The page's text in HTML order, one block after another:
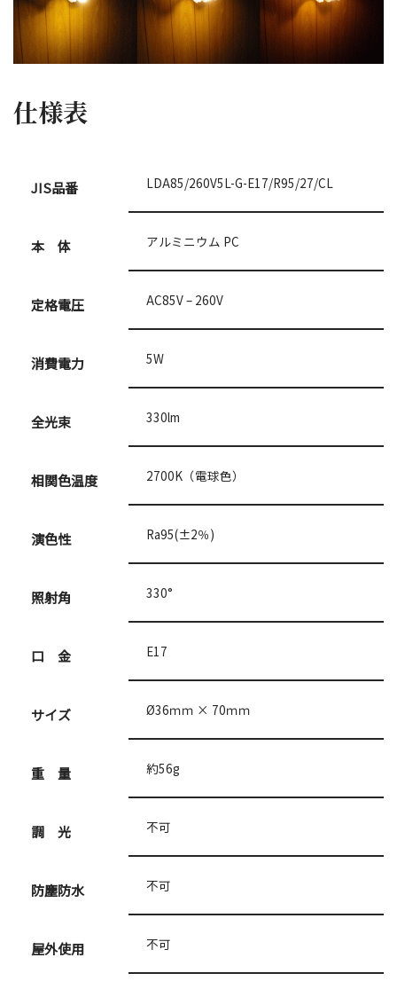
仕様表
JIS品番 LDA85/260V5L-G-E17/R95/27/CL
本 体 アルミニウム PC
定格電圧 AC85V – 260V
消費電力 5W
全光束 330lm
相関色温度 2700K（電球色）
演色性 Ra95(±2％)
照射角 330°
口 金 E17
サイズ Ø36ｍｍ × 70ｍｍ
重 量 約56g
調 光 不可
防塵防水 不可
屋外使用 不可